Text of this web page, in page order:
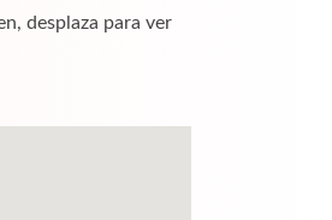
desplaza para ver